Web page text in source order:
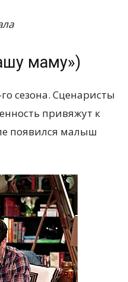
маму»)
сезона. Сценаристы
привяжут к
появился малыш